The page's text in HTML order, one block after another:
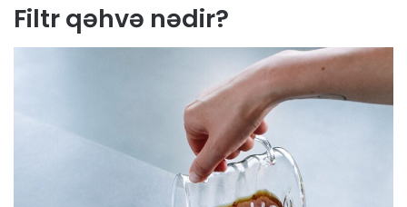
Filtr qəhvə nədir?